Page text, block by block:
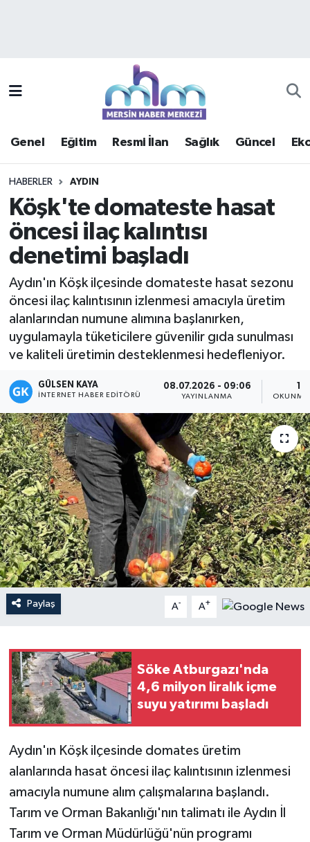
Genel Eğitim Resmi İlan Sağlık Güncel
HABERLER AYDIN
Köşk'te domateste hasat
öncesi ilaç kalıntısı
denetimi başladı
Aydın'ın Köşk ilçesinde domateste hasat sezonu
öncesi ilaç kalıntısının izlenmesi amacıyla üretim
alanlarından numune alımına başlanırken,
uygulamayla tüketicilere güvenilir gıda sunulması
ve kaliteli üretimin desteklenmesi hedefleniyor.
GÜLSEN KAYA
İNTERNET HABER EDITÖRÜ
08.07.2026 - 09:06
YAYINLANMA OKUNMA
Paylaş A- A+
Söke Atburgazı'nda
4,6 milyon liralık içme
suyu yatırımı başladı
Aydın'ın Köşk ilçesinde domates üretim
alanlarında hasat öncesi ilaç kalıntısının izlenmesi
amacıyla numune alım çalışmalarına başlandı.
Tarım ve Orman Bakanlığı'nın talimatı ile Aydın İl
Tarım ve Orman Müdürlüğü'nün programı
Güncel
Haberde insan
Kültür - Sanat
Magazin
Özel Haber
Politika
Resmi İlan
Sağlık
Spor
Sürmanşet
Teknoloji
Yaşam
Mersin Trafik Yoğunluk Haritası
Süper Lig Puan Durumu ve Fikstür
Haber Arşivi